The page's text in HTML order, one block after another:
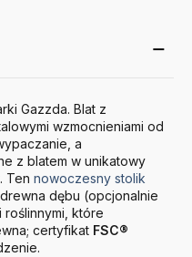
Gazzda. Blat z
wzmocnieniami od
a
z blatem w unikatowy
Ten nowoczesny stolik
dębu (opcjonalnie
które
certyfikat FSC®